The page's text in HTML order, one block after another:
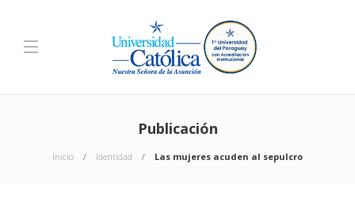
Publicación
Inicio Identidad Las mujeres acuden al sepulcro